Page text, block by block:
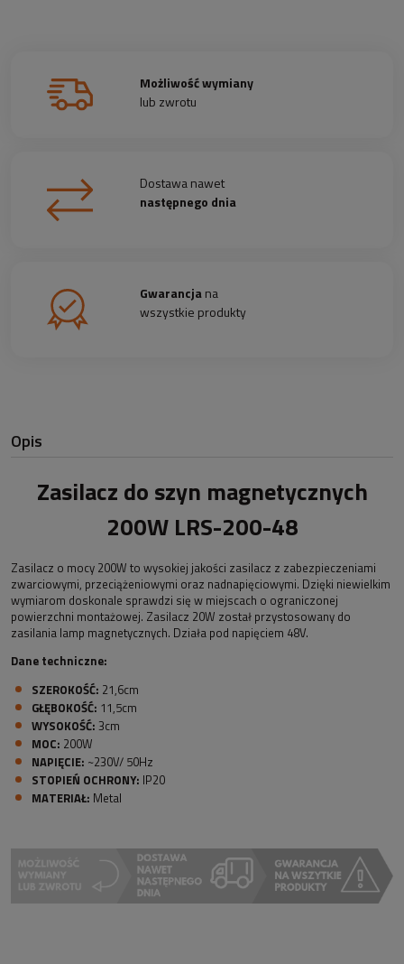
Możliwość wymiany
lub zwrotu
Dostawa nawet
następnego dnia
Gwarancjana
wszystkie produkty
Opis
Zasilacz do szyn magnetycznych
200W LRS-200-48
Zasilacz o mocy 200W to wysokiej jakości zasilacz z zabezpieczeniami
zwarciowymi, przeciążeniowymi oraz nadnapięciowymi. Dzięki niewielkim
wymiarom doskonale sprawdzi się w miejscach o ograniczonej
powierzchni montażowej. Zasilacz 20W został przystosowany do
zasilania lamp magnetycznych. Działa pod napięciem 48V.
Dane techniczne:
SZEROKOŚĆ: 21,6cm
GŁĘBOKOŚĆ: 11,5cm
WYSOKOŚĆ: 3cm
MOC: 200W
NAPIĘCIE: ~230V/ 50Hz
STOPIEŃ OCHRONY: IP20
MATERIAŁ: Metal